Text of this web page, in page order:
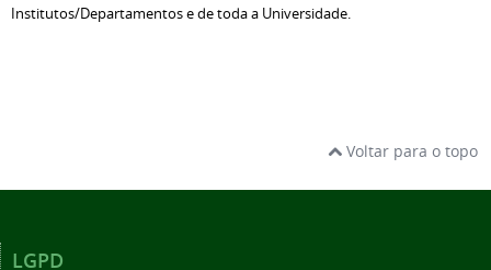
Institutos/Departamentos e de toda a Universidade.
Voltar para o topo
LGPD